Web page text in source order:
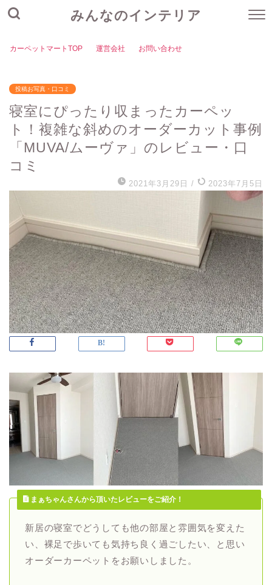
みんなのインテリア
カーペットマートTOP 運営会社 お問い合わせ
投稿お写真・口コミ
寝室にぴったり収まったカーペッ
ト！複雑な斜めのオーダーカット事例
「MUVA/ムーヴァ」のレビュー・口
コミ
2021年3月29日 / 2023年7月5日
まぁちゃんさんから頂いたレビューをご紹介！
新居の寝室でどうしても他の部屋と雰囲気を変えた
い、裸足で歩いても気持ち良く過ごしたい、と思い
オーダーカーペットをお願いしました。